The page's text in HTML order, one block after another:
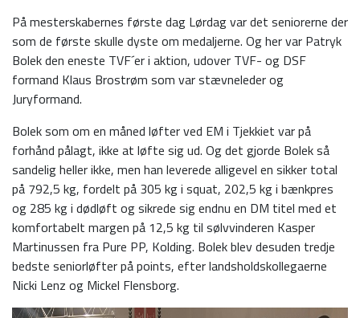
På mesterskabernes første dag Lørdag var det seniorerne der
som de første skulle dyste om medaljerne. Og her var Patryk
Bolek den eneste TVF´er i aktion, udover TVF- og DSF
formand Klaus Brostrøm som var stævneleder og
Juryformand.
Bolek som om en måned løfter ved EM i Tjekkiet var på
forhånd pålagt, ikke at løfte sig ud. Og det gjorde Bolek så
sandelig heller ikke, men han leverede alligevel en sikker total
på 792,5 kg, fordelt på 305 kg i squat, 202,5 kg i bænkpres
og 285 kg i dødløft og sikrede sig endnu en DM titel med et
komfortabelt margen på 12,5 kg til sølvvinderen Kasper
Martinussen fra Pure PP, Kolding. Bolek blev desuden tredje
bedste seniorløfter på points, efter landsholdskollegaerne
Nicki Lenz og Mickel Flensborg.